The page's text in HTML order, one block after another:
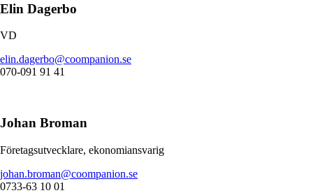
Elin Dagerbo
VD
elin.dagerbo@coompanion.se
070-091 91 41
Johan Broman
Företagsutvecklare, ekonomiansvarig
johan.broman@coompanion.se
0733-63 10 01